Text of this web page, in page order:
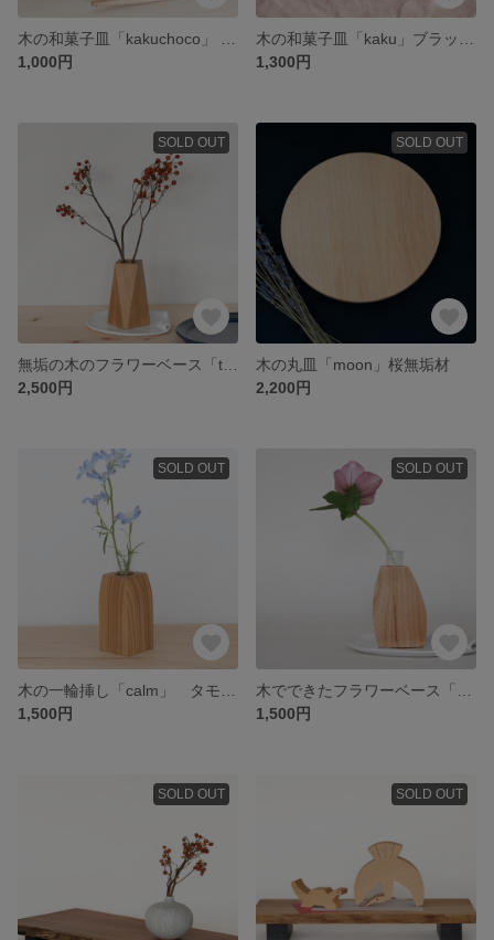
1,000円
1,300円
SOLD OUT
2,500円
SOLD OUT
木の丸皿「moon」桜無垢材
2,200円
SOLD OUT
1,500円
SOLD OUT
1,500円
SOLD OUT SOLD OUT